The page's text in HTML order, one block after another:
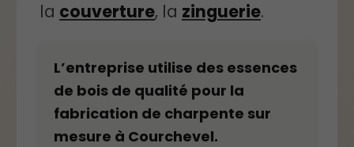
la couverture, la zinguerie.
L’entreprise utilise des essences
de bois de qualité pour la
fabrication de charpente sur
mesure à Courchevel.